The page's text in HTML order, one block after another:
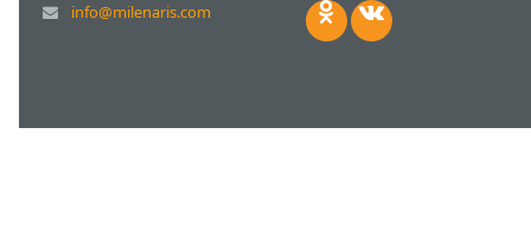
info@milenaris.com